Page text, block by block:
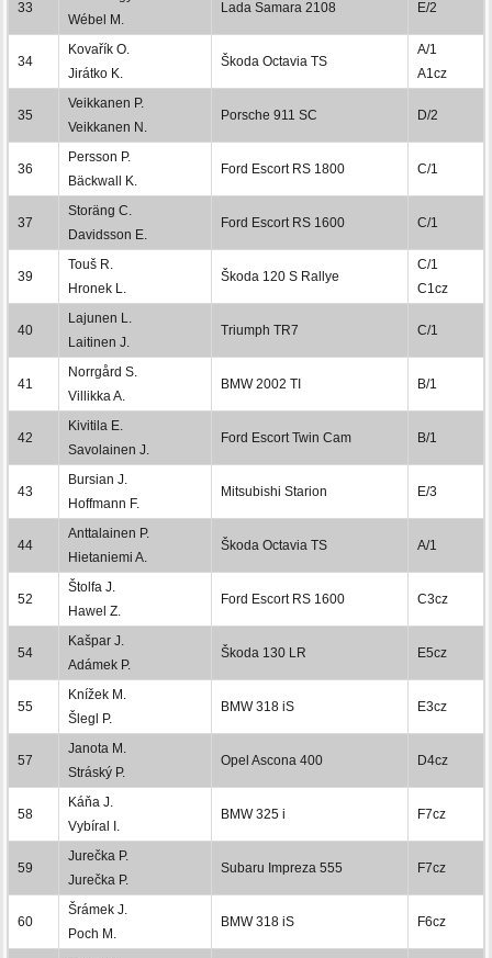
33
Wébel M.
Lada Samara 2108 E/2
34
Kovařík O.
Jirátko K.
Škoda Octavia TS
A/1
A1cz
35
Veikkanen P.
Veikkanen N.
Porsche 911 SC D/2
36
Persson P.
Bäckwall K.
Ford Escort RS 1800 C/1
37
Storäng C.
Davidsson E.
Ford Escort RS 1600 C/1
39
Touš R.
Hronek L.
Škoda 120 S Rallye
C/1
C1cz
40
Lajunen L.
Laitinen J.
Triumph TR7 C/1
41
Norrgård S.
Villikka A.
BMW 2002 TI B/1
42
Kivitila E.
Savolainen J.
Ford Escort Twin Cam B/1
43
Bursian J.
Hoffmann F.
Mitsubishi Starion E/3
44
Anttalainen P.
Hietaniemi A.
Škoda Octavia TS A/1
52
Štolfa J.
Hawel Z.
Ford Escort RS 1600 C3cz
54
Kašpar J.
Adámek P.
Škoda 130 LR E5cz
55
Knížek M.
Šlegl P.
BMW 318 iS E3cz
57
Janota M.
Stráský P.
Opel Ascona 400 D4cz
58
Káňa J.
Vybíral I.
BMW 325 i F7cz
59
Jurečka P.
Jurečka P.
Subaru Impreza 555 F7cz
60
Šrámek J.
Poch M.
BMW 318 iS F6cz